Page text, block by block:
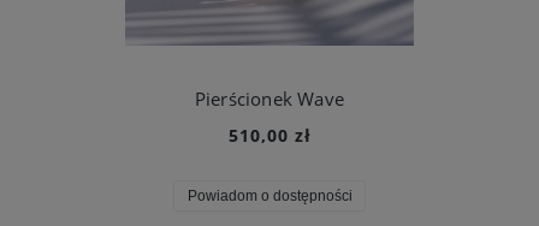
Pierścionek Wave
510,00 zł
Powiadom o dostępności